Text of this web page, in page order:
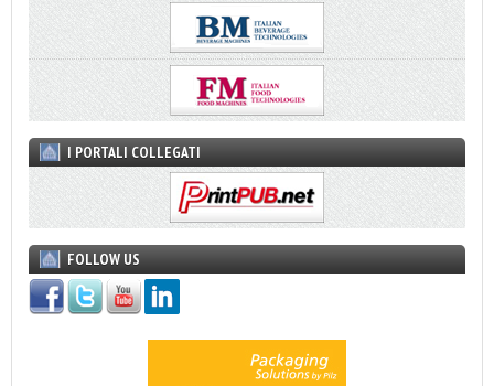
I PORTALI COLLEGATI
FOLLOW US